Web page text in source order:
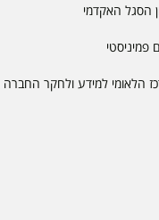
הסגל האקדמי
פמיניסטי
הלאומי למידע ולחקר החברה